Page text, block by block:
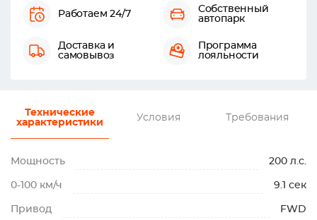
Работаем 24/7
Собственный
автопарк
Доставка и
самовывоз
Программа
лояльности
Технические
характеристики
Условия Требования
Мощность 200 л.с.
0-100 км/ч 9.1 сек
Привод FWD